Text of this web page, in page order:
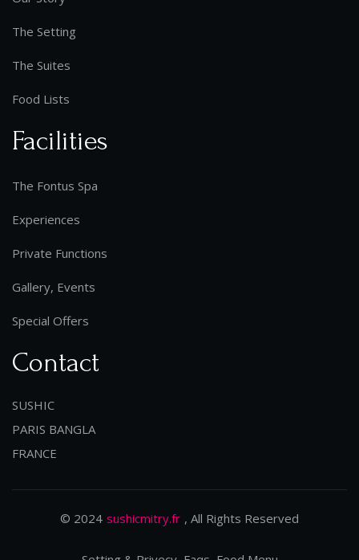
The Setting
The Suites
Food Lists
Facilities
The Fontus Spa
Experiences
Private Functions
Gallery, Events
Special Offers
Contact
SUSHIC
PARIS BANGLA
FRANCE
© 2024 sushicmitry.fr , All Rights Reserved